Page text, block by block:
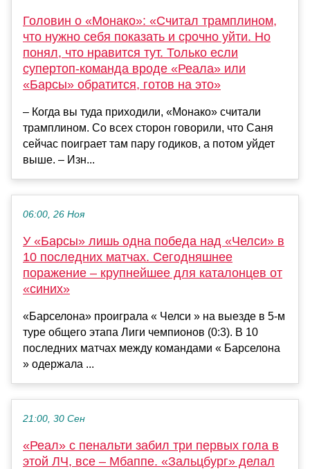
Головин о «Монако»: «Считал трамплином,
что нужно себя показать и срочно уйти. Но
понял, что нравится тут. Только если
супертоп-команда вроде «Реала» или
«Барсы» обратится, готов на это»
– Когда вы туда приходили, «Монако» считали
трамплином. Со всех сторон говорили, что Саня
сейчас поиграет там пару годиков, а потом уйдет
выше. – Изн...
06:00, 26 Ноя
У «Барсы» лишь одна победа над «Челси» в
10 последних матчах. Сегодняшнее
поражение – крупнейшее для каталонцев от
«синих»
«Барселона» проиграла « Челси » на выезде в 5-м
туре общего этапа Лиги чемпионов (0:3). В 10
последних матчах между командами « Барселона
» одержала ...
21:00, 30 Сен
«Реал» с пенальти забил три первых гола в
этой ЛЧ, все – Мбаппе. «Зальцбург» делал